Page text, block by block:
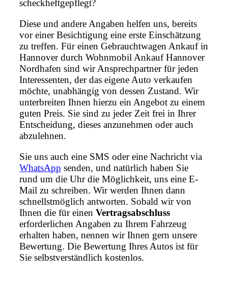
scheckheftgepflegt?
Diese und andere Angaben helfen uns, bereits
vor einer Besichtigung eine erste Einschätzung
zu treffen. Für einen Gebrauchtwagen Ankauf in
Hannover durch Wohnmobil Ankauf Hannover
Nordhafen sind wir Ansprechpartner für jeden
Interessenten, der das eigene Auto verkaufen
möchte, unabhängig von dessen Zustand. Wir
unterbreiten Ihnen hierzu ein Angebot zu einem
guten Preis. Sie sind zu jeder Zeit frei in Ihrer
Entscheidung, dieses anzunehmen oder auch
abzulehnen.
Sie uns auch eine SMS oder eine Nachricht via
WhatsApp senden, und natürlich haben Sie
rund um die Uhr die Möglichkeit, uns eine E-
Mail zu schreiben. Wir werden Ihnen dann
schnellstmöglich antworten. Sobald wir von
Ihnen die für einen Vertragsabschluss
erforderlichen Angaben zu Ihrem Fahrzeug
erhalten haben, nennen wir Ihnen gern unsere
Bewertung. Die Bewertung Ihres Autos ist für
Sie selbstverständlich kostenlos.